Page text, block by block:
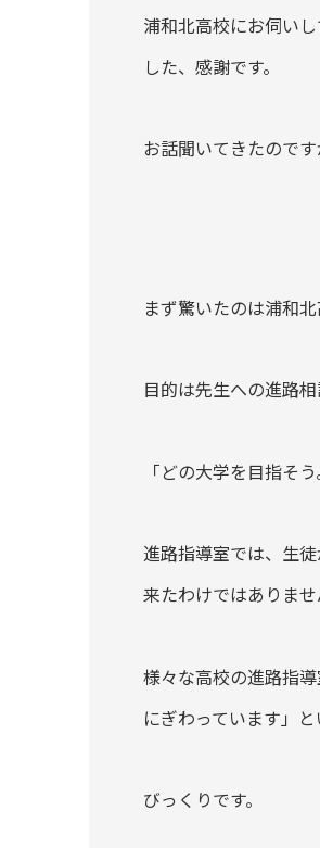
浦和北高校にお伺い
した、感謝です。
お話聞いてきたので
まず驚いたのは浦和
目的は先生への進路
「どの大学を目指そ
進路指導室では、生
来たわけではありませ
様々な高校の進路指
にぎわっています」と
びっくりです。